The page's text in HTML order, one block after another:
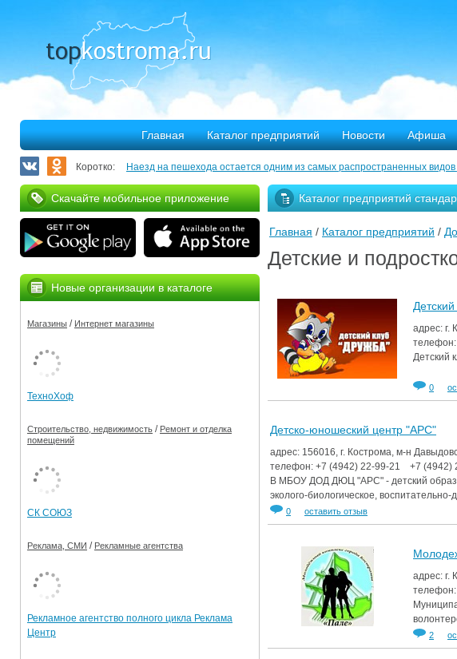
Главная Каталог предприятий Новости Афиша
Коротко: Наезд на пешехода остается одним из самых распространенных
Запланирован ремонт более 40 километров областных дорог
В Костроме откроется выставка, посвященная 30-летию аварии на
375 костромских семей улучшили свое благосостояние
Благотворительная программа «Мир без слез» приехала в Кострому.
Серьезное ДТП на Михалевском бульваре
За нарушение правил противопожарной безопасности оштрафовано 20
Ограничения движения транспорта на майские праздники 2014
Электронные транспортные карты
Каталог предприятий
Главная / Каталог предприятий /
Детские и
адрес: г.
телефон:
Детский
0
Детско-юношеский центр "АРС"
адрес: 156016, г. Кострома, м-н
телефон: +7 (4942) 22-99-21 +7 (4942)
В МБОУ ДОД ДЮЦ "АРС" - детский
эколого-биологическое, воспитательно-
0 оставить отзыв
адрес: г.
телефон:
2
Скачайте мобильное приложение
Новые организации в каталоге
Магазины / Интернет магазины
ТехноХоф
Строительство, недвижимость / Ремонт и отделка
помещений
СК СОЮЗ
Реклама, СМИ / Рекламные агентства
Рекламное агентство полного цикла Реклама
Центр